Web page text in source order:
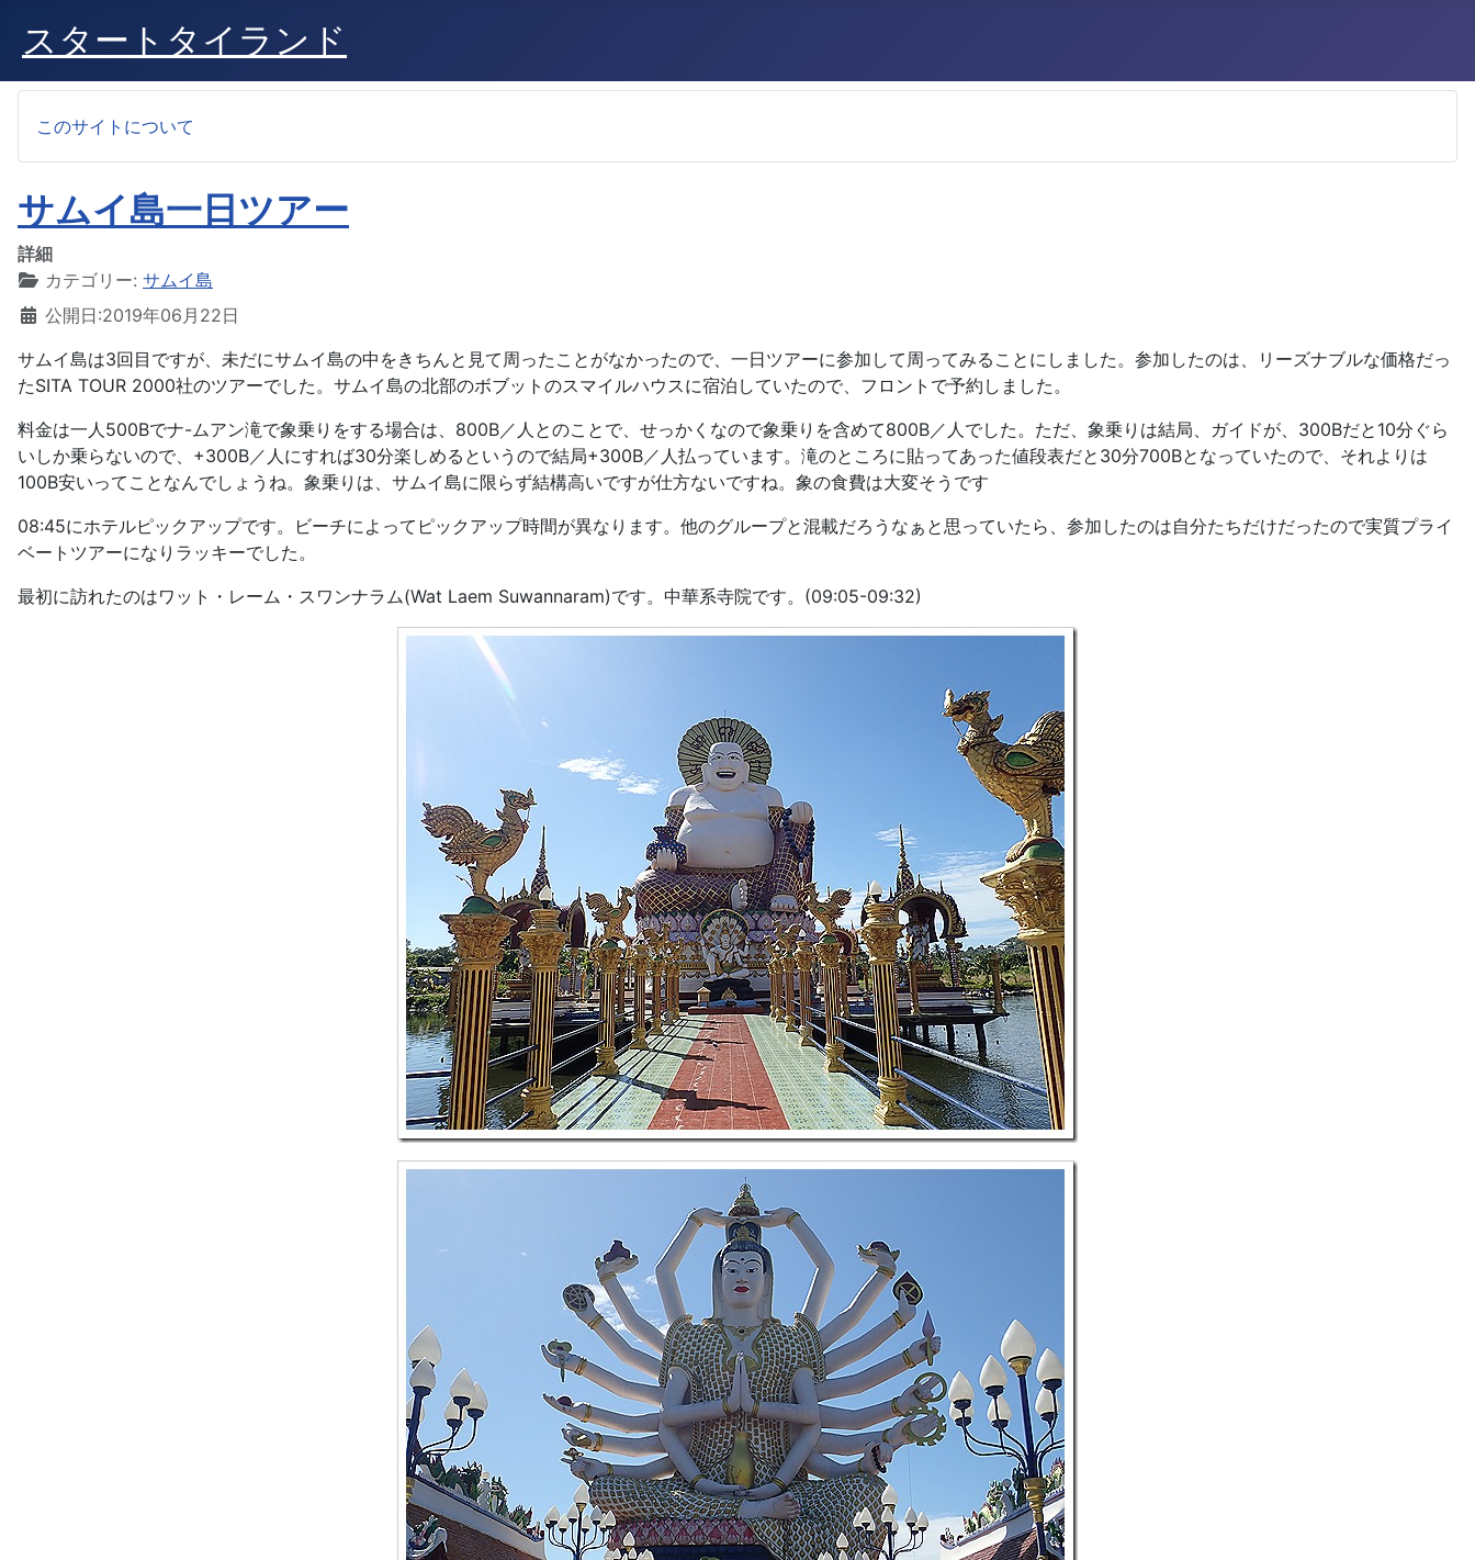
スタートタイランド
このサイトについて
サムイ島一日ツアー
詳細
カテゴリー: サムイ島
公開日:2019年06月22日
サムイ島は3回目ですが、未だにサムイ島の中をきちんと見て周ったことがなかったので、一日ツアーに参加して周ってみることにしました。参加したのは、リーズナブルな価格だっ
たSITA TOUR 2000社のツアーでした。サムイ島の北部のボブットのスマイルハウスに宿泊していたので、フロントで予約しました。
料金は一人500Bでナ-ムアン滝で象乗りをする場合は、800B／人とのことで、せっかくなので象乗りを含めて800B／人でした。ただ、象乗りは結局、ガイドが、300Bだと10分ぐら
いしか乗らないので、+300B／人にすれば30分楽しめるというので結局+300B／人払っています。滝のところに貼ってあった値段表だと30分700Bとなっていたので、それよりは
100B安いってことなんでしょうね。象乗りは、サムイ島に限らず結構高いですが仕方ないですね。象の食費は大変そうです
08:45にホテルピックアップです。ビーチによってピックアップ時間が異なります。他のグループと混載だろうなぁと思っていたら、参加したのは自分たちだけだったので実質プライ
ベートツアーになりラッキーでした。
最初に訪れたのはワット・レーム・スワンナラム(Wat Laem Suwannaram)です。中華系寺院です。(09:05-09:32)